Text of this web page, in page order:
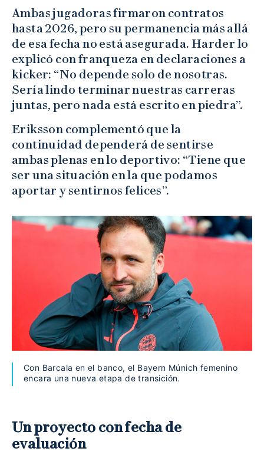
Ambas jugadoras firmaron contratos
hasta 2026, pero su permanencia más allá
de esa fecha no está asegurada. Harder lo
explicó con franqueza en declaraciones a
kicker: “No depende solo de nosotras.
Sería lindo terminar nuestras carreras
juntas, pero nada está escrito en piedra”.
Eriksson complementó que la
continuidad dependerá de sentirse
ambas plenas en lo deportivo: “Tiene que
ser una situación en la que podamos
aportar y sentirnos felices”.
Con Barcala en el banco, el Bayern Múnich femenino
encara una nueva etapa de transición.
Un proyecto con fecha de
evaluación